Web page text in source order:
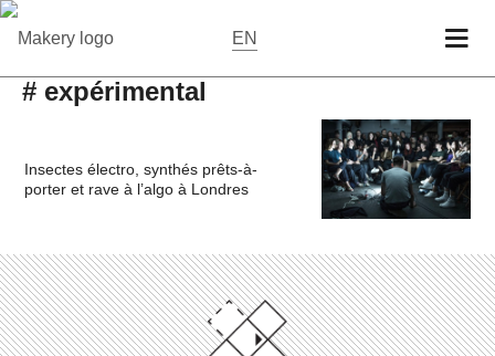
EN
# expérimental
Insectes électro, synthés prêts-à-
porter et rave à l’algo à Londres